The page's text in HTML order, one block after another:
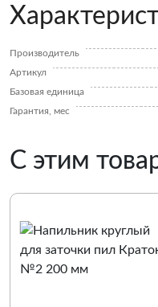
Производитель
Артикул
Базовая единица
Гарантия, мес
С этим